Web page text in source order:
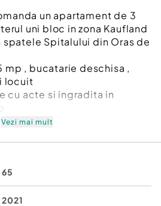
un apartament de 3
uni bloc in zona Kaufland
Spitalului din Oras de
mp , bucatarie deschisa ,
locuit
cu acte si ingradita in
primara:
CO2:
surse regenerabile:
Vezi mai mult
65
2021